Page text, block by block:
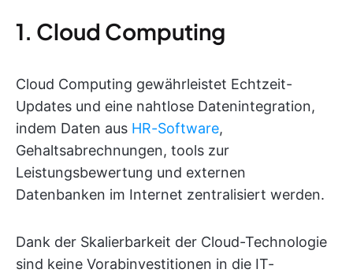
1. Cloud Computing
Cloud Computing gewährleistet Echtzeit-
Updates und eine nahtlose Datenintegration,
indem Daten aus HR-Software,
Gehaltsabrechnungen, tools zur
Leistungsbewertung und externen
Datenbanken im Internet zentralisiert werden.
Dank der Skalierbarkeit der Cloud-Technologie
sind keine Vorabinvestitionen in die IT-